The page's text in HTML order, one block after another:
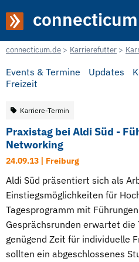
connecticum
connecticum.de Karrierefutter
Events & Termine Updates
Freizeit
Karriere-Termin
Praxistag bei Aldi Süd -
Networking
24.09.13 | Freiburg
Aldi Süd präsentiert sich als
Einstiegsmöglichkeiten für
Tagesprogramm mit
Gesprächsrunden erwartet die
genügend Zeit für individuelle
sollten ein abgeschlossenes